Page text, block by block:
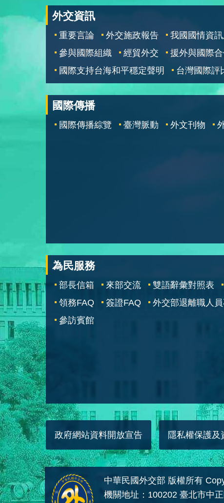
外交資訊
重要言論 外交施政報告
我國國情資
參與國際組織
經貿外交 援外與國際
國際支持台海和平穩定聲明
台灣國際評
國際傳播
國際傳播綜覽 臺灣脈動 外文刊物
為民服務
部長信箱 來部交流 雙語辭彙對照表
領務FAQ
簽證FAQ 外交部退離職人
參訪賓館
政府網站資料開放宣告 隱私權保護及
中華民國外交部 版權所有
機關地址：100202 臺北市中